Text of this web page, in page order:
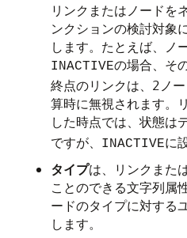
リンクまたはノードを
ンクションの検討対象
します。たとえば、ノ
INACTIVEの場合、そ
終点のリンクは、2ノ
算時に無視されます。
した時点では、状態は
ですが、 INACTIVEに
タイプは、リンクまた
ことのできる文字列属
ードのタイプに対する
します。